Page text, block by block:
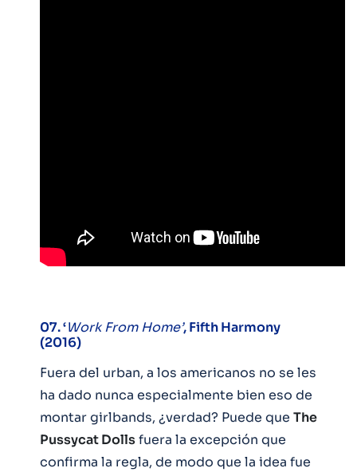
07. ‘Work From Home’, Fifth Harmony
(2016)
Fuera del urban, a los americanos no se les
ha dado nunca especialmente bien eso de
montar girlbands, ¿verdad? Puede que The
Pussycat Dollsfuera la excepción que
confirma la regla, de modo que la idea fue